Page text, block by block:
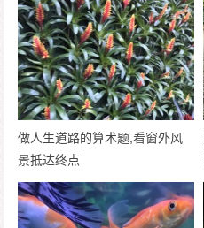
做人生道路的算术题,看窗外风
景抵达终点